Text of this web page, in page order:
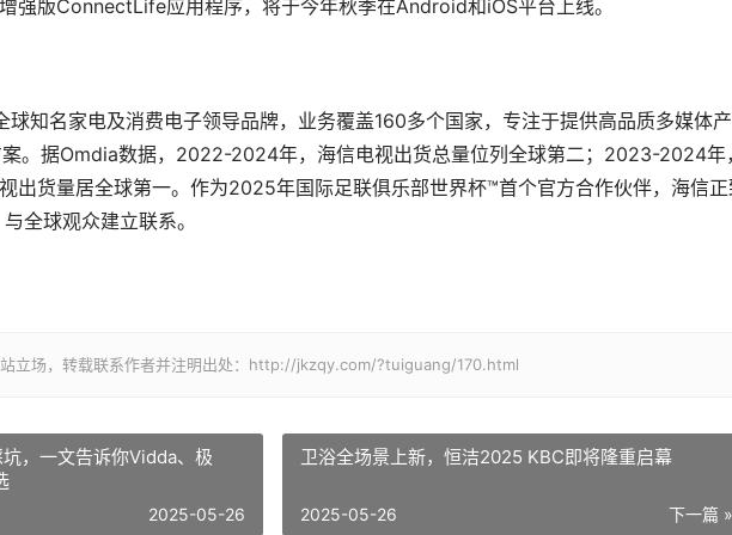
强版ConnectLife应用程序，将于今年秋季在Android和iOS平台上线。
球知名家电及消费电子领导品牌，业务覆盖160多个国家，专注于提供高品质多媒体产
。据Omdia数据，2022-2024年，海信电视出货总量位列全球第二；2023-2024年
出货量居全球第一。作为2025年国际足联俱乐部世界杯™首个官方合作伙伴，海信
全球观众建立联系。
立场，转载联系作者并注明出处：http://jkzqy.com/?tuiguang/170.html
，一文告诉你Vidda、极
2025-05-26
卫浴全场景上新，恒洁2025 KBC即将隆重启幕
下一篇 »
2025-05-26